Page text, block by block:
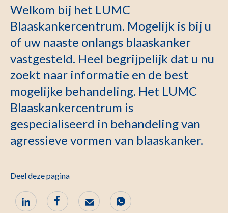
Welkom bij het LUMC
Blaaskankercentrum. Mogelijk is bij u
of uw naaste onlangs blaaskanker
vastgesteld. Heel begrijpelijk dat u nu
zoekt naar informatie en de best
mogelijke behandeling. Het LUMC
Blaaskankercentrum is
gespecialiseerd in behandeling van
agressieve vormen van blaaskanker.
Deel deze pagina